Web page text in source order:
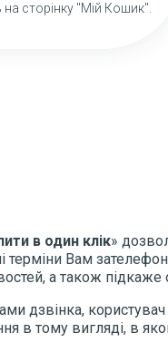
на сторінку "Мій Кошик".
в один клік»
терміни Вам
а також підкаже
дзвінка,
в тому вигляді, в